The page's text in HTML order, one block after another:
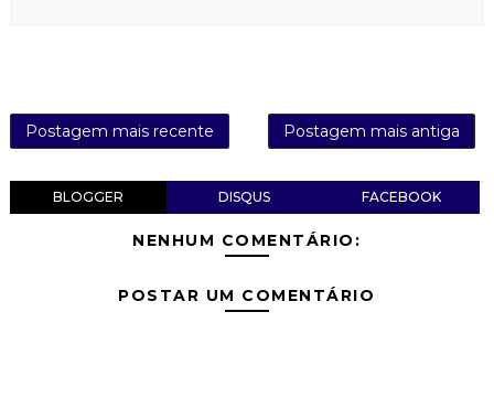
Postagem mais recente Postagem mais antiga
BLOGGER DISQUS FACEBOOK
NENHUM COMENTÁRIO:
POSTAR UM COMENTÁRIO